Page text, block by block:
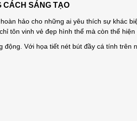
CÁCH SÁNG TẠO
hảo cho những ai yêu thích sự khác
tôn vinh vẻ đẹp hình thể mà còn thể
Với họa tiết nét bút đầy cá tính